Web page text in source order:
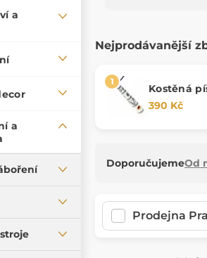
a
a
kuchyně
stany
dláta
Nejprodávanější
Kostěná
Öland
390 Kč
DoporučujemeOd
Prodejna